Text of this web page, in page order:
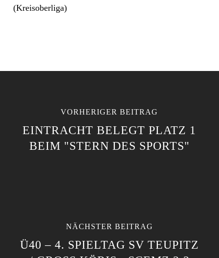
(Kreisoberliga)
VORHERIGER BEITRAG
EINTRACHT BELEGT PLATZ 1
BEIM "STERN DES SPORTS"
NÄCHSTER BEITRAG
Ü40 – 4. SPIELTAG SV TEUPITZ